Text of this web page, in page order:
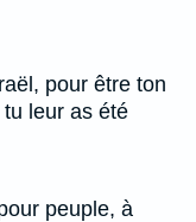
pour être ton
leur as été
peuple, à